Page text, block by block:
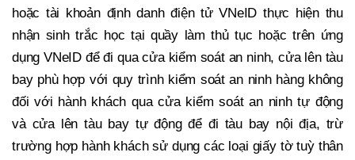
hoặc tài khoản định danh điện tử VNeID thực hiện thu
nhận sinh trắc học tại quầy làm thủ tục hoặc trên ứng
dụng VNeID để đi qua cửa kiểm soát an ninh, cửa lên tàu
bay phù hợp với quy trình kiểm soát an ninh hàng không
đối với hành khách qua cửa kiểm soát an ninh tự động
và cửa lên tàu bay tự động để đi tàu bay nội địa, trừ
trường hợp hành khách sử dụng các loại giấy tờ tuỳ thân